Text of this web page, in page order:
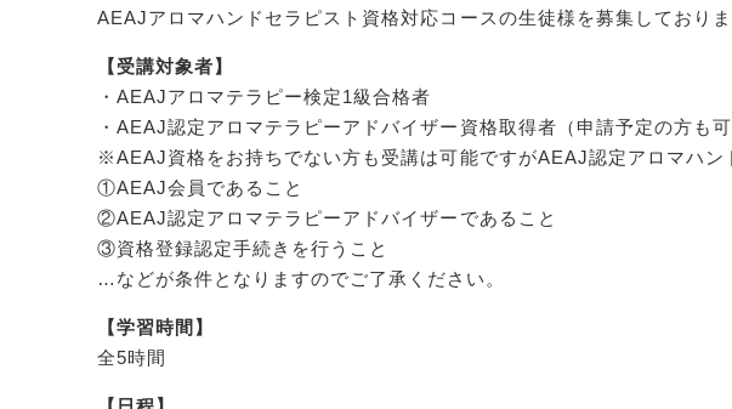
AEAJアロマハンドセラピスト資格対応コースの生徒様を募集しておりま
【受講対象者】
・AEAJアロマテラピー検定1級合格者
・AEAJ認定アロマテラピーアドバイザー資格取得者（申請予定の方も可
※AEAJ資格をお持ちでない方も 受講は可能ですがAEAJ認定アロマハン
①AEAJ会員であること
②AEAJ認定アロマテラピーアドバイザーであること
③資格登録認定手続きを行うこと
…などが条件となりますのでご了承ください。
【学習時間】
全5時間